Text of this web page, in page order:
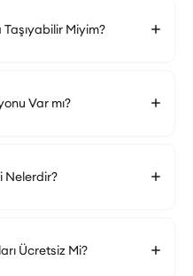
Miyim?
Var mı?
Nelerdir?
Ücretsiz Mi?